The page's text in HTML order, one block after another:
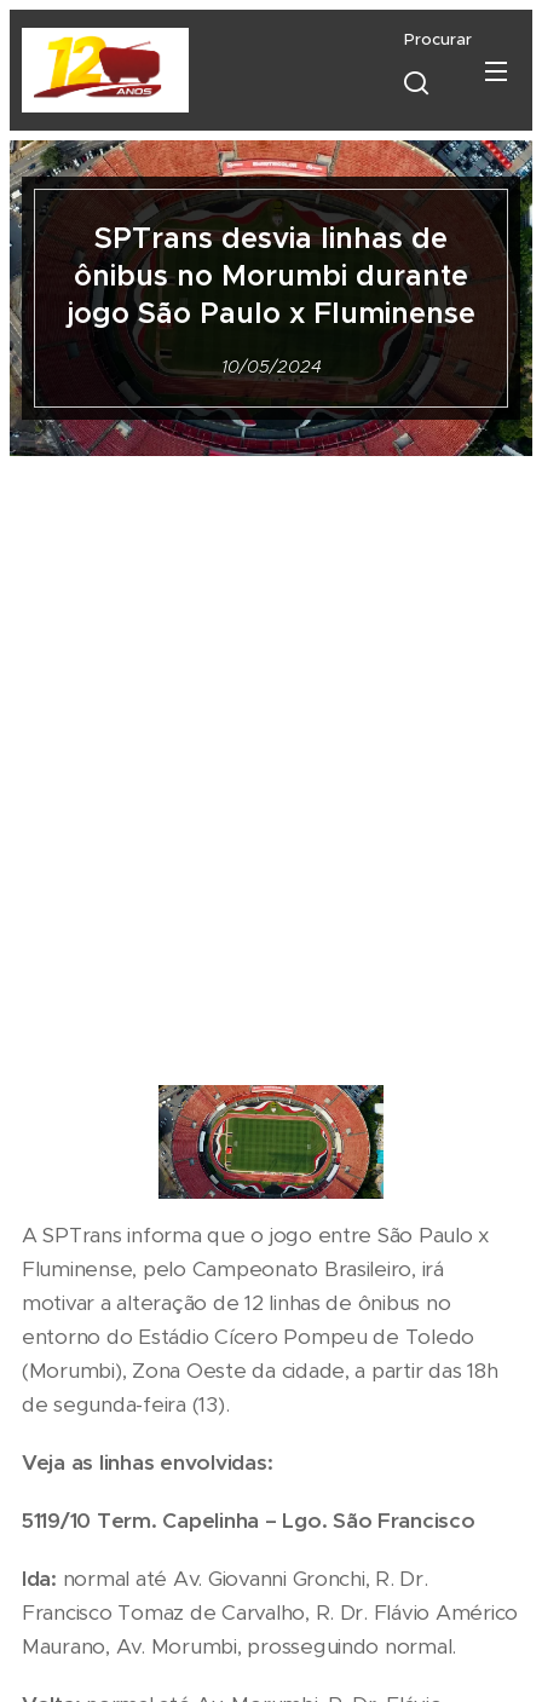
Procurar
SPTrans desvia linhas de
ônibus no Morumbi durante
jogo São Paulo x Fluminense
10/05/2024
A SPTrans informa que o jogo entre São Paulo x
Fluminense, pelo Campeonato Brasileiro, irá
motivar a alteração de 12 linhas de ônibus no
entorno do Estádio Cícero Pompeu de Toledo
(Morumbi), Zona Oeste da cidade, a partir das 18h
de segunda-feira (13).
Veja as linhas envolvidas:
5119/10 Term. Capelinha – Lgo. São Francisco
Ida: normal até Av. Giovanni Gronchi, R. Dr.
Francisco Tomaz de Carvalho, R. Dr. Flávio Américo
Maurano, Av. Morumbi, prosseguindo normal.